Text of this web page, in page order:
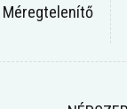
Méregtelenítő